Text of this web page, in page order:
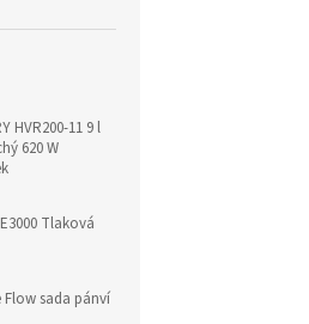
HVR200-11 9 l
620 W
Tlaková
Flow sada pánví